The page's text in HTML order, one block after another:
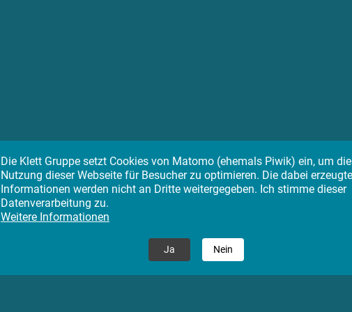
BNE bei Klett
Die Klett Gruppe setzt Cookies von Matomo (ehemals Piwik) ein, um die
Nutzung dieser Webseite für Besucher zu optimieren. Die dabei
Informationen werden nicht an Dritte weitergegeben. Ich stimme dieser
Datenverarbeitung zu.
Weitere Informationen
Ja Nein